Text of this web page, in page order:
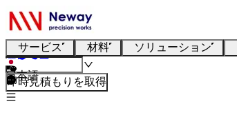
サービス 材料 ソリューション
日本語
即時見積もりを取得